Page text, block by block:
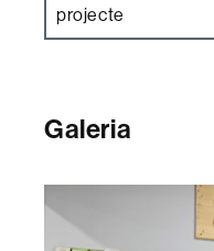
projecte
Galeria